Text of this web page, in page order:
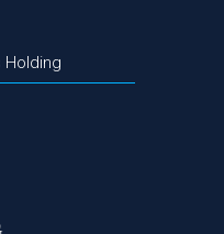
Holding